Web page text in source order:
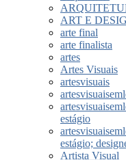
ART E
arte final
arte finalista
artes
Artes Visuais
artesvisuais
estágio
estágio;
Artista Visual